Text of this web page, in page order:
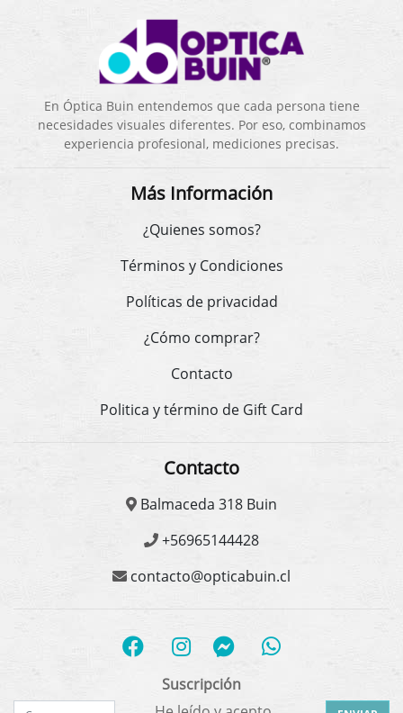
En Óptica Buin entendemos que cada persona tiene
necesidades visuales diferentes. Por eso, combinamos
experiencia profesional, mediciones precisas.
Más Información
¿Quienes somos?
Términos y Condiciones
Políticas de privacidad
¿Cómo comprar?
Contacto
Politica y término de Gift Card
Contacto
Balmaceda 318 Buin
+56965144428
contacto@opticabuin.cl
Suscripción